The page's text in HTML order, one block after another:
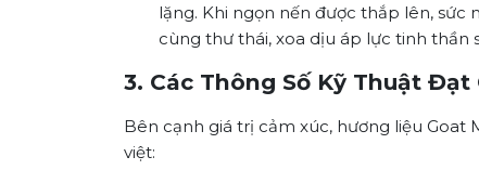
lặng. Khi ngọn nến được thắp lên,
cùng thư thái, xoa dịu áp lực tinh thần
3. Các Thông Số Kỹ Thuật
Bên cạnh giá trị cảm xúc, hương liệu Goat
việt: